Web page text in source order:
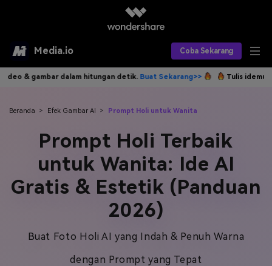
Media.io Coba Sekarang
Alat AI
AI Video
AI Gambar
AI Audio
Produk AI
Asisten Video AI
Editor Video AI
Editor Gambar AI
Efek Video
Efek Foto
Sumber Daya
Panduan Pengguna Apa yang Baru
Harga
dalam hitungan detik.Buat Sekarang>> Tulis idemu, AI langsung
Beranda > Efek Gambar AI > Prompt Holi untuk Wanita
Prompt Holi Terbaik
untuk Wanita: Ide AI
Gratis & Estetik (Panduan
2026)
Buat Foto Holi AI yang Indah & Penuh Warna
dengan Prompt yang Tepat